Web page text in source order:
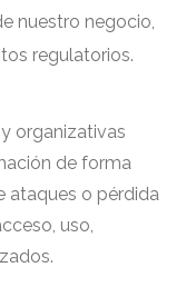
nuestro negocio,
regulatorios.
organizativas
de forma
ataques o pérdida
uso,